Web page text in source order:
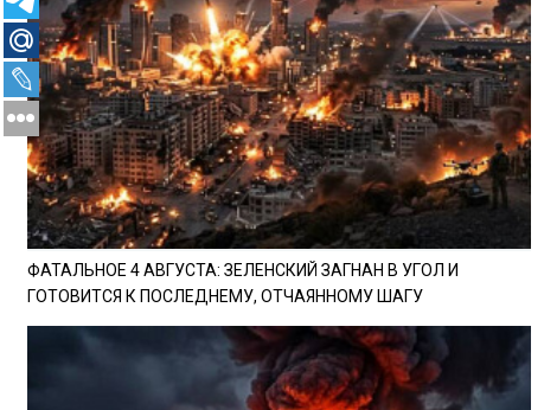
ФАТАЛЬНОЕ 4 АВГУСТА: ЗЕЛЕНСКИЙ ЗАГНАН В УГОЛ И
ГОТОВИТСЯ К ПОСЛЕДНЕМУ, ОТЧАЯННОМУ ШАГУ